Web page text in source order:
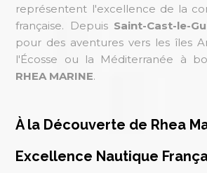
représentent l'excellence de la
française. Depuis Saint-Cast-le-
pour des aventures vers les îles
l'Écosse ou la Méditerranée à
RHEA MARINE.
À la Découverte de Rhea
Excellence Nautique